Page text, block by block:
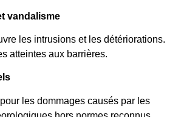
vandalisme
les intrusions et les détériorations.
atteintes aux barrières.
les dommages causés par les